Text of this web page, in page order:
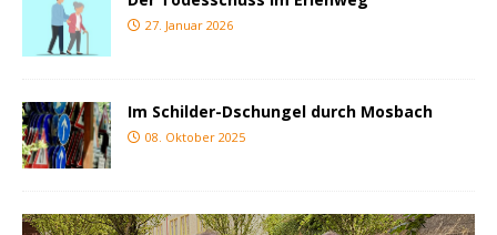
27. Januar 2026
Im Schilder-Dschungel durch Mosbach
08. Oktober 2025